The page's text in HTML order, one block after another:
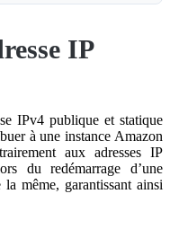
IP
IPv4 publique et statique
à une instance Amazon
aux adresses IP
du redémarrage d’une
même, garantissant ainsi